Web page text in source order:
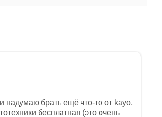
надумаю брать ещё что-то от kayo,
бесплатная (это очень